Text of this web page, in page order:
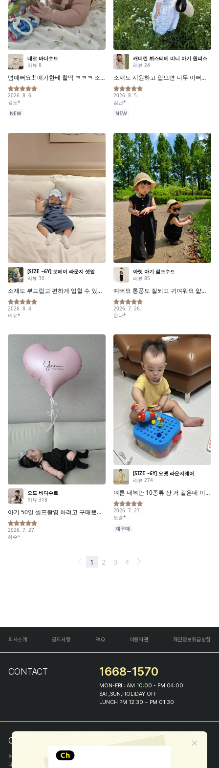
회사소개 공지사항 FAQ 이용약관 개인정보취급방침
CONTACT 1668-1570
MON-FRI : AM 10:00 - PM 04:00
SAT,SUN,HOLIDAY OFF
LUNCH PM 12:30 ~ PM 01:30
COMPANY INFO
상호
(주)해피프린스
대표